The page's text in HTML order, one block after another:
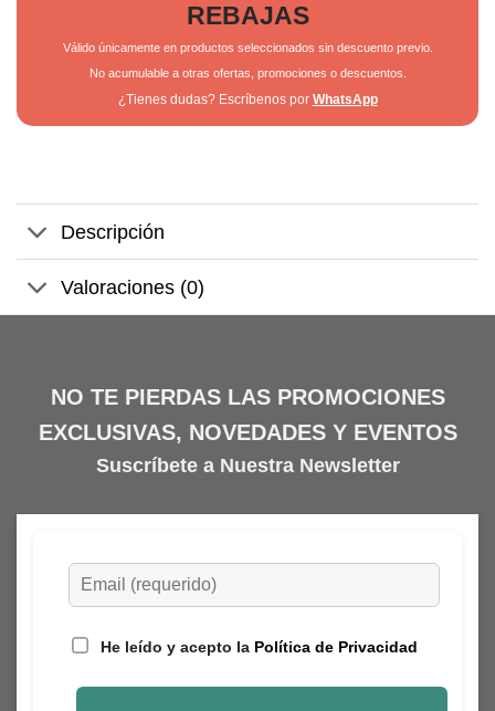
REBAJAS
Válido únicamente en productos seleccionados sin descuento previo.
No acumulable a otras ofertas, promociones o descuentos.
¿Tienes dudas? Escríbenos por WhatsApp
Descripción
Valoraciones (0)
NO TE PIERDAS LAS PROMOCIONES
EXCLUSIVAS, NOVEDADES Y EVENTOS
Suscríbete a Nuestra Newsletter
He leído y acepto la Política de Privacidad